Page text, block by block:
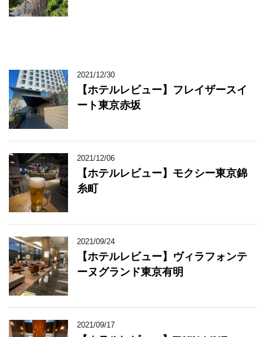
2021/12/30
【ホテルレビュー】フレイザースイ
ート東京赤坂
2021/12/06
【ホテルレビュー】モクシー東京錦
糸町
2021/09/24
【ホテルレビュー】ヴィラフォンテ
ーヌグランド東京有明
2021/09/17